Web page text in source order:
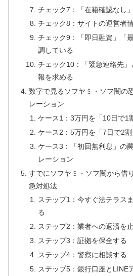
チェック7：「在籍確認なし
チェック8：サイトの運営者
チェック9：「即日融資」「
調している
チェック10：「緊急連絡先
報を求める
数字で見るソフヤミ・ソフ闇の
レーション
ケース1：3万円を「10日で1
ケース2：5万円を「7日で2
ケース3：「初回無利息」の
レーション
すでにソフヤミ・ソフ闇から借
急対処法
ステップ1：今すぐ法テラス
る
ステップ2：業者への返済を
ステップ3：証拠を保全する
ステップ4：警察に相談する
ステップ5：銀行口座とLINE